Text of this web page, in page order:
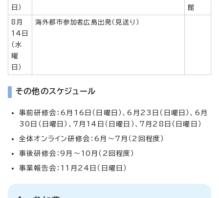
日）
館
8月
14日
（水
曜
日）
海外都市参加者広島出発（見送り）
その他のスケジュール
事前研修会：6月16日（日曜日）、6月23日（日曜日）、6月
30日（日曜日）、7月14日（日曜日）、7月28日（日曜日）
全体オンライン研修会：6月～7月（2回程度）
事後研修会：9月～10月（2回程度）
事業報告会：11月24日（日曜日）